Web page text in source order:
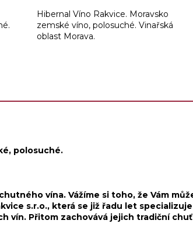
z
5
hvězdiček.
Hibernal Víno Rakvice. Moravsko
zemské víno, polosuché. Vinařská
oblast Morava.
, polosuché .
vína. Vážíme si toho, že Vám
s.r.o., která se již řadu let
vín. Přitom zachovává jejich tradiční